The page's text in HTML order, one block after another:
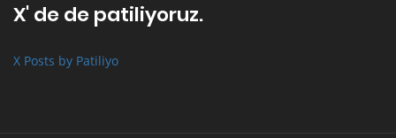
X' de de patiliyoruz.
X Posts by Patiliyo